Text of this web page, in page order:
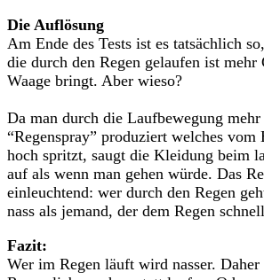
Die Auflösung
Am Ende des Tests ist es tatsächlich
die durch den Regen gelaufen ist
Waage bringt. Aber wieso?
Da man durch die Laufbewegung
“Regenspray” produziert welches vom
hoch spritzt, saugt die Kleidung beim
auf als wenn man gehen würde. Das
einleuchtend: wer durch den Regen
nass als jemand, der dem Regen
Fazit:
Wer im Regen läuft wird nasser. Daher